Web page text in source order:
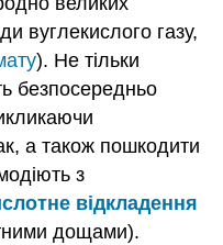
вуглекислого газу,
). Не тільки
безпосередньо
а також пошкодити
з
відкладення
дощами).